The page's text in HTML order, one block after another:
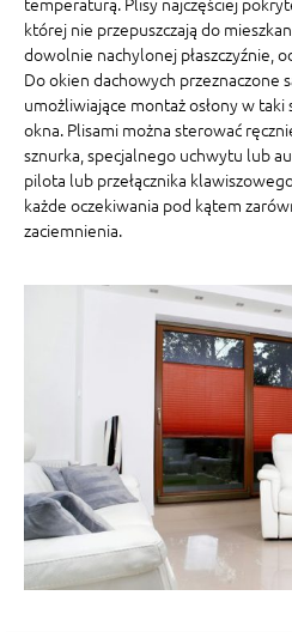
której nie przepuszczają do
dowolnie nachylonej płaszczyźnie,
Do okien dachowych przeznaczone
umożliwiające montaż osłony w taki
okna. Plisami można sterować
sznurka, specjalnego uchwytu lub
pilota lub przełącznika
każde oczekiwania pod kątem
zaciemnienia.